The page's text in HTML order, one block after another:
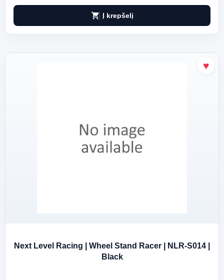
shopping_cart Į krepšelį
Next Level Racing | Wheel Stand Racer | NLR-S014 |
Black